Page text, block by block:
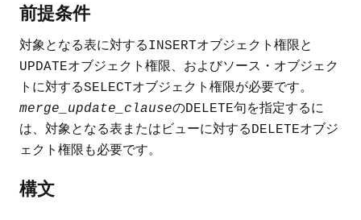
前提条件
対象となる表に対するINSERTオブジェクト権限と
UPDATEオブジェクト権限、およびソース・オブジェク
トに対するSELECTオブジェクト権限が必要です。
merge_update_clauseのDELETE句を指定するに
は、対象となる表またはビューに対するDELETEオブジ
ェクト権限も必要です。
構文